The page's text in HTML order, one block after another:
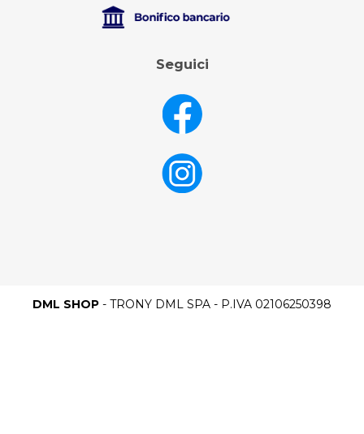
Seguici
DML SHOP - TRONY DML SPA - P.IVA 02106250398